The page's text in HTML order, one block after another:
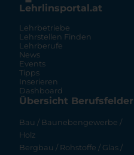
Lehrlinsportal.at
Lehrbetriebe
Lehrstellen Finden
Lehrberufe
News
Events
Tipps
Inserieren
Dashboard
Übersicht Berufsfelder
Bau / Baunebengewerbe /
Holz
Bergbau / Rohstoffe / Glas /